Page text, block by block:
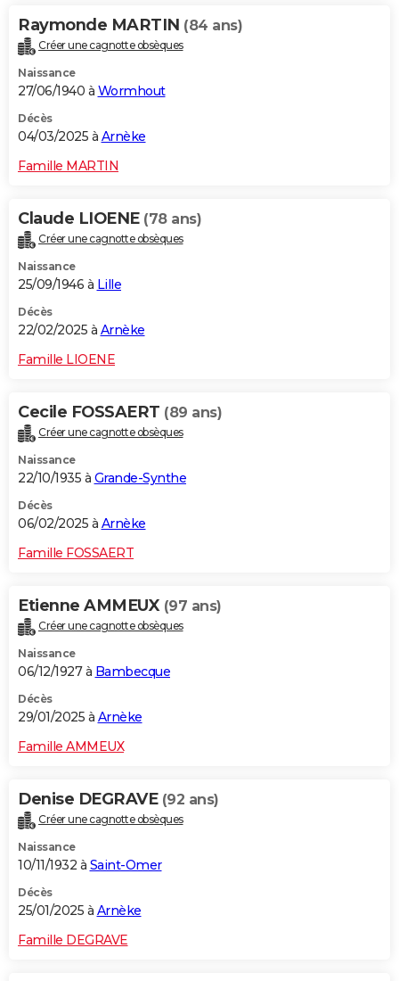
Raymonde MARTIN (84 ans)
Créer une cagnotte obsèques
Naissance
27/06/1940 à Wormhout
Décès
04/03/2025 à Arnèke
Famille MARTIN
Claude LIOENE (78 ans)
Créer une cagnotte obsèques
Naissance
25/09/1946 à Lille
Décès
22/02/2025 à Arnèke
Famille LIOENE
Cecile FOSSAERT (89 ans)
Créer une cagnotte obsèques
Naissance
22/10/1935 à Grande-Synthe
Décès
06/02/2025 à Arnèke
Famille FOSSAERT
Etienne AMMEUX (97 ans)
Créer une cagnotte obsèques
Naissance
06/12/1927 à Bambecque
Décès
29/01/2025 à Arnèke
Famille AMMEUX
Denise DEGRAVE (92 ans)
Créer une cagnotte obsèques
Naissance
10/11/1932 à Saint-Omer
Décès
25/01/2025 à Arnèke
Famille DEGRAVE